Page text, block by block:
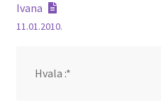
Ivana
11.01.2010.
Hvala :*